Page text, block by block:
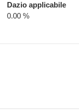
Dazio applicabile
0.00 %